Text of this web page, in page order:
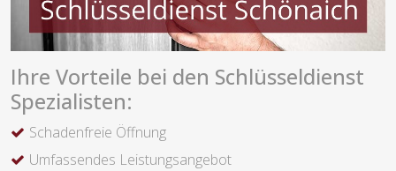
Ihre Vorteile bei den Schlüsseldienst
Spezialisten:
Schadenfreie Öffnung
Umfassendes Leistungsangebot